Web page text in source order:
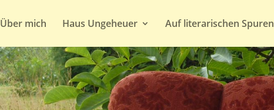
Über mich Haus Ungeheuer Auf literarischen Spuren